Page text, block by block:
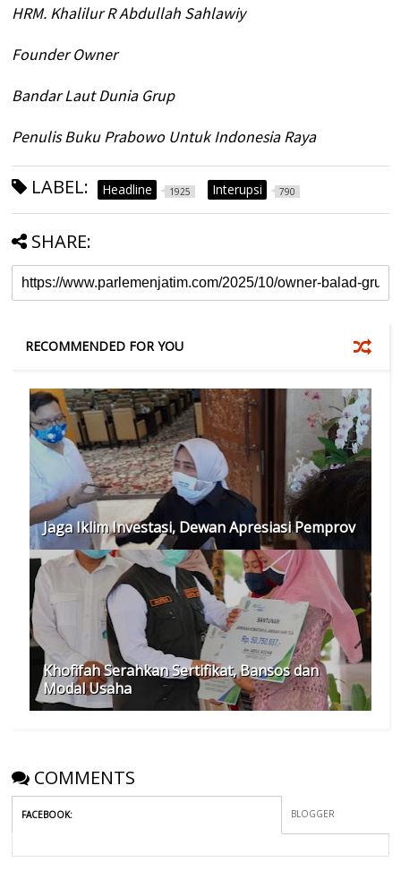
HRM. Khalilur R Abdullah Sahlawiy
Founder Owner
Bandar Laut Dunia Grup
Penulis Buku Prabowo Untuk Indonesia Raya
LABEL: Headline 1925 Interupsi 790
SHARE:
RECOMMENDED FOR YOU
Jaga Iklim Investasi, Dewan Apresiasi Pemprov
Khofifah Serahkan Sertifikat, Bansos dan
Modal Usaha
COMMENTS
FACEBOOK: BLOGGER